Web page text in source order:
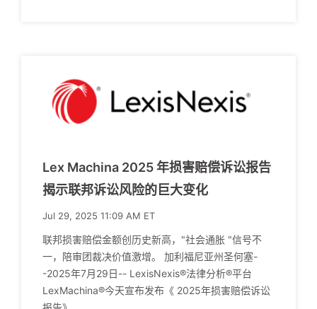
Lex Machina 2025 年损害赔偿诉讼报告
揭示联邦诉讼风险的巨大变化
Jul 29, 2025 11:09 AM ET
联邦损害赔偿金额创历史新高，"社会通胀 "信号不
一，陪审团裁决价值激增。 加利福尼亚州圣何塞-
-2025年7月29日-- LexisNexis®法律分析®平台
LexMachina®今天宣布发布《 2025年损害赔偿诉讼